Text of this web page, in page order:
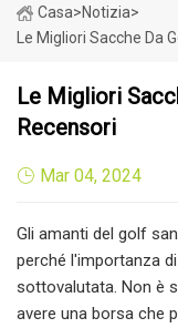
Casa>Notizia>
Le Migliori Sacche Da
Le Migliori
Recensori
Mar 04, 2024
Gli amanti del golf
perché l'importanza
sottovalutata. Non è
avere una borsa che